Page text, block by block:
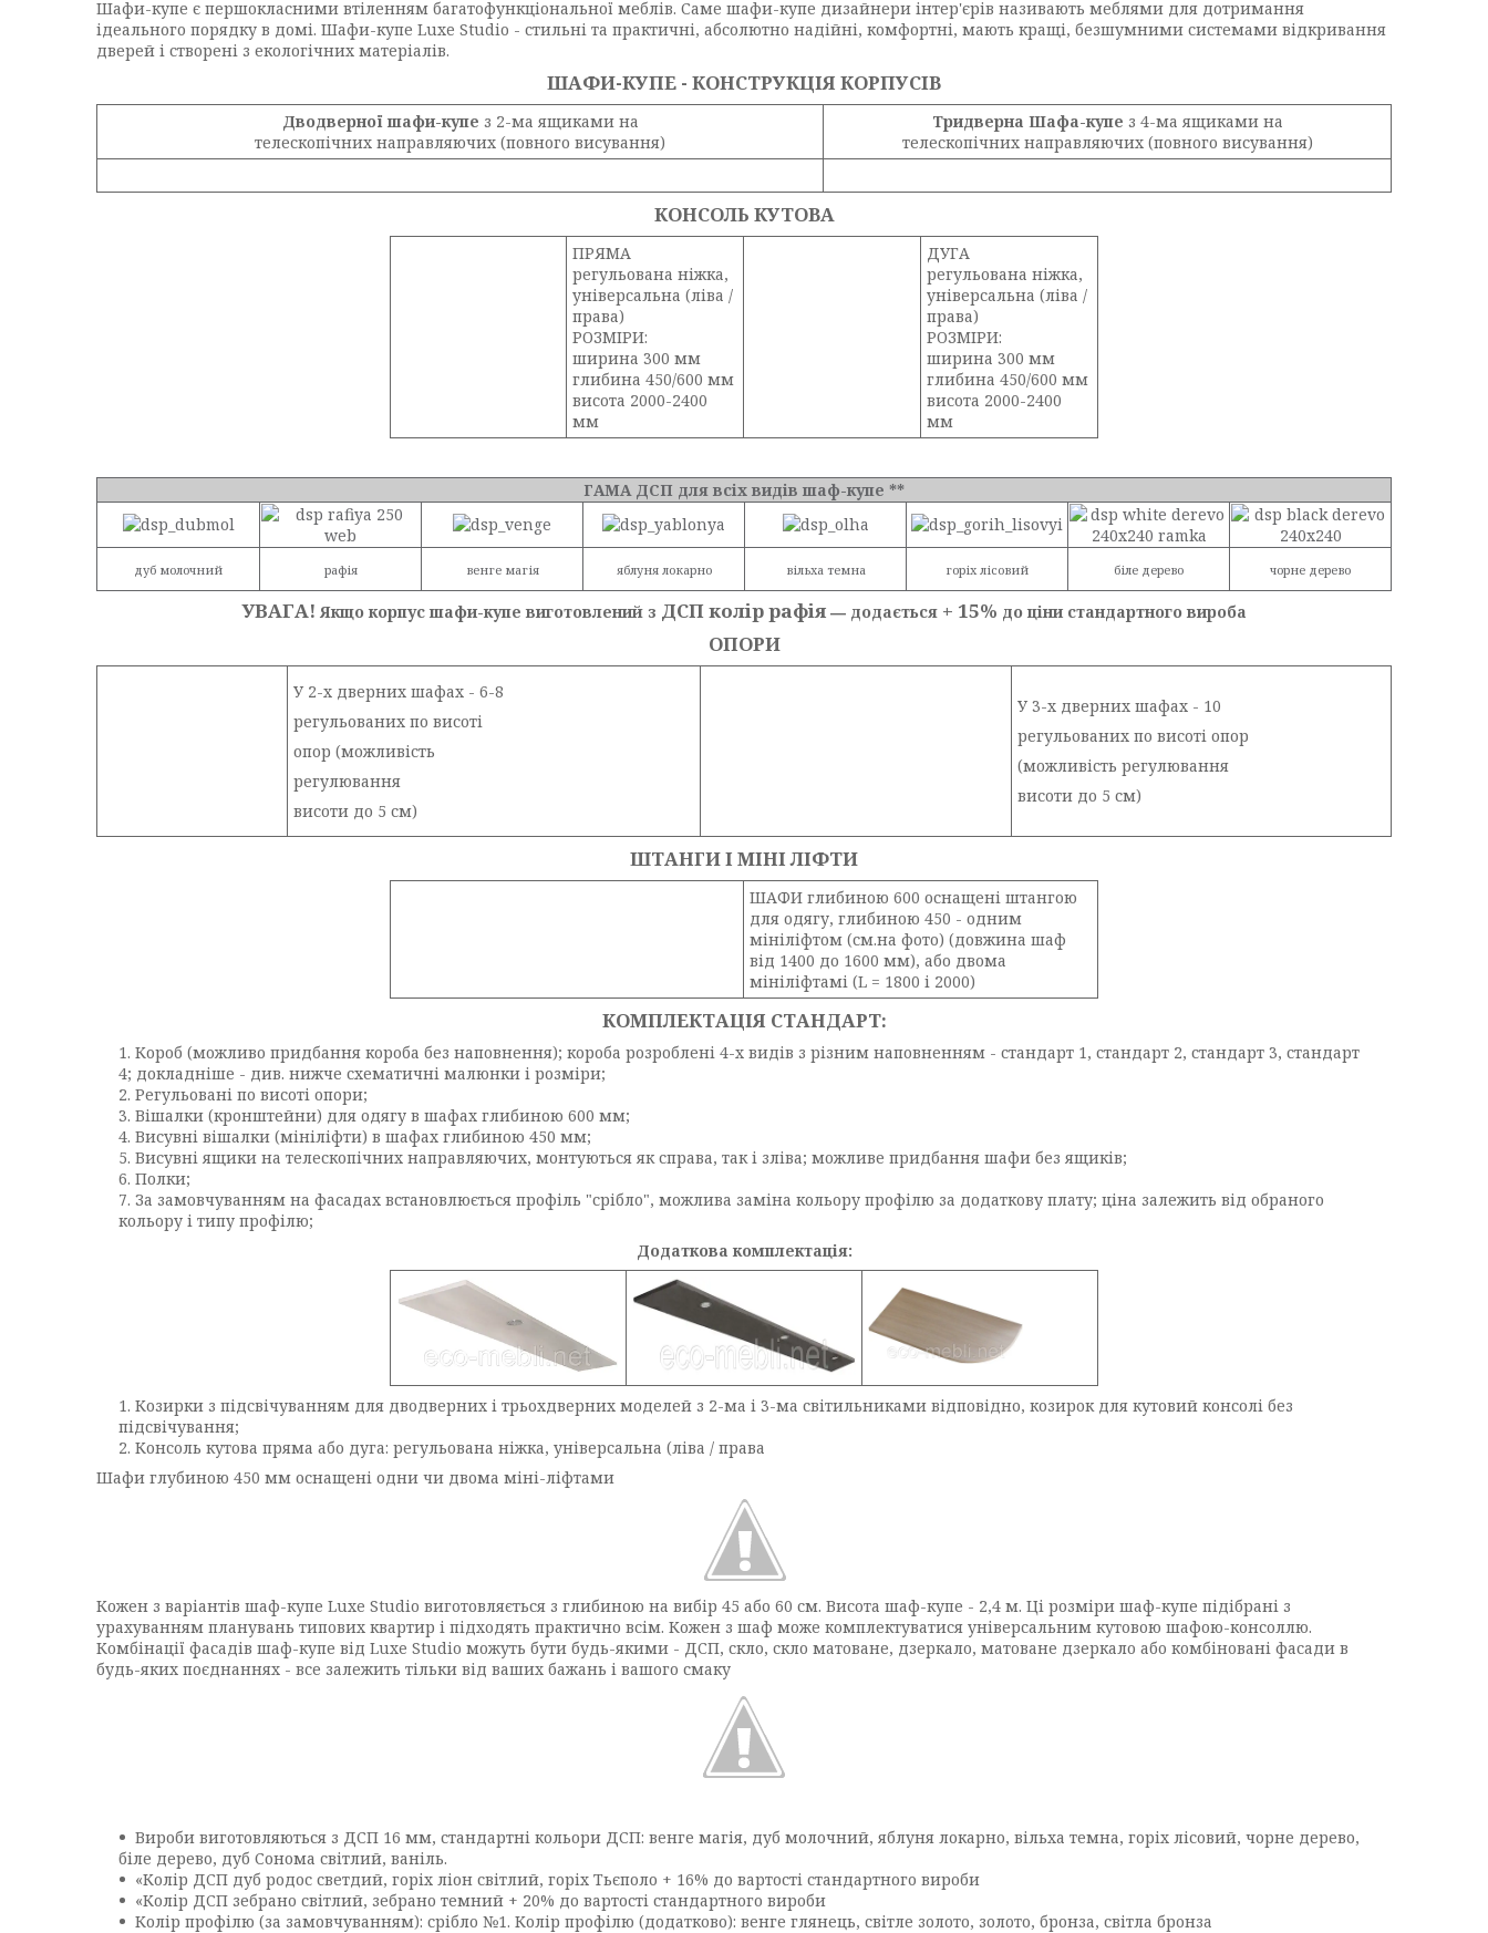
Шафи-купе є першокласними втіленням багатофункціональної меблів. Саме шафи-купе дизайнери інтер'єрів називають меблями для дотримання
ідеального порядку в домі. Шафи-купе Luxe Studio - стильні та практичні, абсолютно надійні, комфортні, мають кращі, безшумними системами відкривання
дверей і створені з екологічних матеріалів.
ШАФИ-КУПЕ - КОНСТРУКЦІЯ КОРПУСIВ
Дводверної шафи-купе з 2-ма ящиками на
телескопічних направляючих (повного висування)
Тридверна Шафа-купе з 4-ма ящиками на
телескопічних направляючих (повного висування)
КОНСОЛЬ КУТОВА
ПРЯМА
регульована ніжка,
універсальна (ліва /
права)
РОЗМІРИ:
ширина 300 мм
глибина 450/600 мм
висота 2000-2400
мм
ДУГА
регульована ніжка,
універсальна (ліва /
права)
РОЗМІРИ:
ширина 300 мм
глибина 450/600 мм
висота 2000-2400
мм
ГАМА ДСП для всіх видів шаф-купе **
дуб молочний рафія венге магія яблуня локарно вільха темна горіх лісовий біле дерево чорне дерево
УВАГА! Якщо корпус шафи-купе виготовлений з ДСП колір рафія ― додається + 15% до ціни стандартного вироба
ОПОРИ
У 2-х дверних шафах - 6-8
регульованих по висоті
опор (можливість
регулювання
висоти до 5 см)
У 3-х дверних шафах - 10
регульованих по висоті опор
(можливість регулювання
висоти до 5 см)
ШТАНГИ І МІНІ ЛІФТИ
ШАФИ глибиною 600 оснащені штангою
для одягу, глибиною 450 - одним
мініліфтом (см.на фото) (довжина шаф
від 1400 до 1600 мм), або двома
мініліфтамі (L = 1800 і 2000)
КОМПЛЕКТАЦІЯ СТАНДАРТ:
Короб (можливо придбання короба без наповнення); короба розроблені 4-х видів з різним наповненням - стандарт 1, стандарт 2, стандарт 3, стандарт
4; докладніше - див. нижче схематичні малюнки і розміри;
Регульовані по висоті опори;
Вішалки (кронштейни) для одягу в шафах глибиною 600 мм;
Висувні вішалки (мініліфти) в шафах глибиною 450 мм;
Висувні ящики на телескопічних направляючих, монтуються як справа, так і зліва; можливе придбання шафи без ящиків;
Полки;
За замовчуванням на фасадах встановлюється профіль "срібло", можлива заміна кольору профілю за додаткову плату; ціна залежить від обраного
кольору і типу профілю;
Додаткова комплектація:
Козирки з підсвічуванням для дводверних і трьохдверних моделей з 2-ма і 3-ма світильниками відповідно, козирок для кутовий консолі без
підсвічування;
Консоль кутова пряма або дуга: регульована ніжка, універсальна (ліва / права
Шафи глубиною 450 мм оснащені одни чи двома міні-ліфтами
Кожен з варіантів шаф-купе Luxe Studio виготовляється з глибиною на вибір 45 або 60 см. Висота шаф-купе - 2,4 м. Ці розміри шаф-купе підібрані з
урахуванням планувань типових квартир і підходять практично всім. Кожен з шаф може комплектуватися універсальним кутовою шафою-консоллю.
Комбінації фасадів шаф-купе від Luxe Studio можуть бути будь-якими - ДСП, скло, скло матоване, дзеркало, матоване дзеркало або комбіновані фасади в
будь-яких поєднаннях - все залежить тільки від ваших бажань і вашого смаку
Вироби виготовляються з ДСП 16 мм, стандартні кольори ДСП: венге магія, дуб молочний, яблуня локарно, вільха темна, горіх лісовий, чорне дерево,
біле дерево, дуб Сонома світлий, ваніль.
«Колір ДСП дуб родос светдий, горіх ліон світлий, горіх Тьєполо + 16% до вартості стандартного вироби
«Колір ДСП зебрано світлий, зебрано темний + 20% до вартості стандартного вироби
Колір профілю (за замовчуванням): срібло №1. Колір профілю (додатково): венге глянець, світле золото, золото, бронза, світла бронза